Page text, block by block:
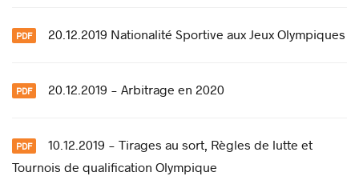
20.12.2019 Nationalité Sportive aux Jeux Olympiques
20.12.2019 - Arbitrage en 2020
10.12.2019 - Tirages au sort, Règles de lutte et
Tournois de qualification Olympique